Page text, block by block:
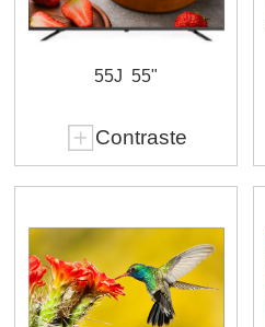
55J 55"
Contraste